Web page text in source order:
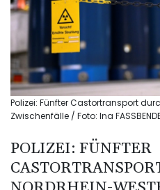
Polizei: Fünfter Castortransport
Zwischenfälle / Foto: Ina
POLIZEI: FÜNFTER